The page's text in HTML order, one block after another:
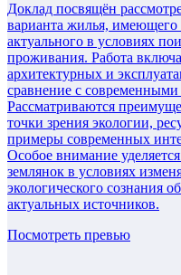
Доклад посвящён
варианта жилья, имеющего
актуального в условиях
проживания. Работа
архитектурных и
сравнение с современными
Рассматриваются
точки зрения экологии,
примеры современных
Особое внимание
землянок в условиях
экологического сознания
актуальных источников.
Посмотреть превью